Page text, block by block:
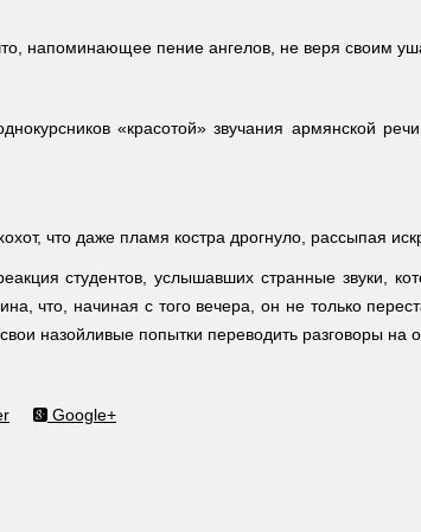
напоминающее пение ангелов, не веря своим
«красотой» звучания армянской
что даже пламя костра дрогнуло, рассыпая
студентов, услышавших странные звуки,
что, начиная с того вечера, он не только
назойливые попытки переводить разговоры на
Google+